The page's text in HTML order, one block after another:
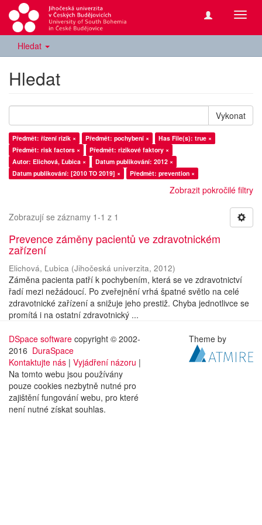
Hledat
Hledat
Vykonat
Předmět: řízení rizik × Předmět: pochybení ×
Has File(s): true ×
Předmět: risk factors ×
Předmět: rizikové faktory ×
Autor: Elichová, Ľubica ×
Datum publikování: 2012 ×
Datum publikování: [2010 TO 2019] ×
Předmět: prevention ×
Zobrazit pokročilé filtry
Zobrazují se záznamy 1-1 z 1
Prevence záměny pacientů ve zdravotnickém
zařízení
Elichová, Ľubica (Jihočeská univerzita, 2012)
Záměna pacienta patří k pochybením, která se ve zdravotnictví
řadí mezi nežádoucí. Po zveřejnění vrhá špatné světlo na celé
zdravotnické zařízení a snižuje jeho prestiž. Chyba jednotlivce se
promítá i na ostatní zdravotnický ...
DSpace software copyright © 2002-
2016 DuraSpace
Kontaktujte nás | Vyjádření názoru |
Na tomto webu jsou používány
pouze cookies nezbytně nutné pro
zajištění fungování webu, pro které
není nutné získat souhlas.
Theme by